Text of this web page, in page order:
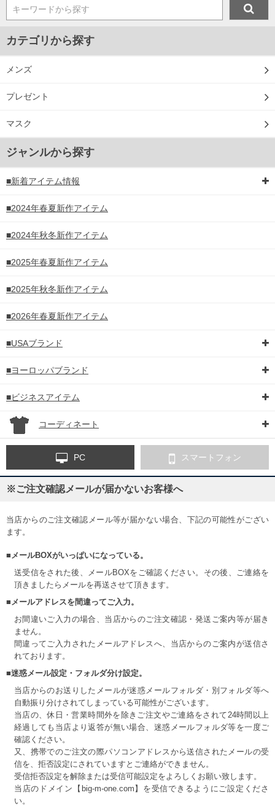
キーワードから探す
カテゴリから探す
メンズ
プレゼント
マスク
ジャンルから探す
■新着アイテム情報
■2024年春夏新作アイテム
■2024年秋冬新作アイテム
■2025年春夏新作アイテム
■2025年秋冬新作アイテム
■2026年春夏新作アイテム
■USAブランド
■ヨーロッパブランド
■ビジネスアイテム
コーディネート
PC スマートフォン
※ご注文確認メールが届かないお客様へ
当店からのご注文確認メール等が届かない場合、下記の可能性がござい
ます。
■メールBOXがいっぱいになっている。
送受信をされた後、メールBOXをご確認ください。その後、ご連絡を
頂きましたらメールを再送させて頂きます。
■メールアドレスを間違ってご入力。
お間違いご入力の場合、当店からのご注文確認・発送ご案内等が届き
ません。
間違ってご入力されたメールアドレスへ、当店からのご案内が送信さ
れております。
■迷惑メール設定・フォルダ分け設定。
当店からのお送りしたメールが迷惑メールフォルダ・別フォルダ等へ
自動振り分けされてしまっている可能性がございます。
当店の、休日・営業時間外を除きご注文やご連絡をされて24時間以上
経過しても当店より返答が無い場合、迷惑メールフォルダ等を一度ご
確認ください。
又、携帯でのご注文の際パソコンアドレスから送信されたメールの受
信を、拒否設定にされていますとご連絡ができません。
受信拒否設定を解除または受信可能設定をよろしくお願い致します。
当店のドメイン【big-m-one.com】を受信できるようにご設定くださ
い。